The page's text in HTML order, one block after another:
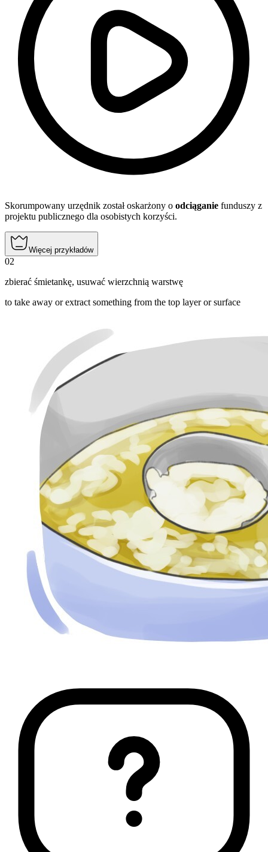
Skorumpowany urzędnik został oskarżony o odciąganie funduszy z
projektu publicznego dla osobistych korzyści.
Więcej przykładów
02
zbierać śmietankę, usuwać wierzchnią warstwę
to take away or extract something from the top layer or surface